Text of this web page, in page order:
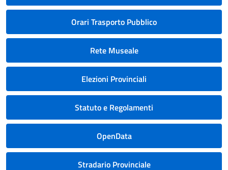
Orari Trasporto Pubblico
Rete Museale
Elezioni Provinciali
Statuto e Regolamenti
OpenData
Stradario Provinciale